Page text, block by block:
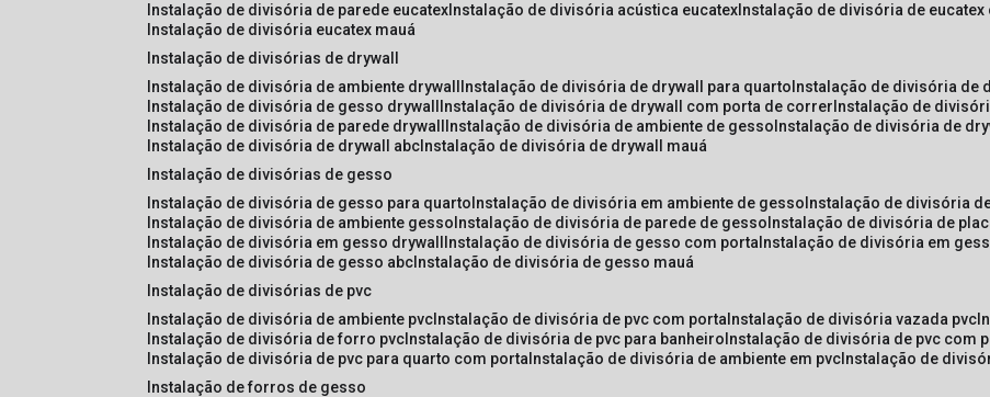
instalação de divisória de parede eucatex instalação de divisória acústica eucatex instalação de divisória de eucatex
instalação de divisória eucatex mauá
instalação de divisórias de drywall
instalação de divisória de ambiente drywall
instalação de divisória de drywall para quarto instalação de divisória de
instalação de divisória de gesso drywall
instalação de divisória de drywall com porta de correr instalação de
instalação de divisória de parede drywall
instalação de divisória de ambiente de gesso instalação de divisória de
instalação de divisória de drywall abc instalação de divisória de drywall mauá
instalação de divisórias de gesso
instalação de divisória de gesso para quarto instalação de divisória em ambiente de gesso instalação de divisória
instalação de divisória de ambiente gesso instalação de divisória de parede de gesso instalação de divisória de
instalação de divisória em gesso drywall
instalação de divisória de gesso com porta instalação de divisória em
instalação de divisória de gesso abc instalação de divisória de gesso mauá
instalação de divisórias de pvc
instalação de divisória de ambiente pvc instalação de divisória de pvc com porta instalação de divisória vazada pvc
instalação de divisória de forro pvc instalação de divisória de pvc para banheiro instalação de divisória de pvc com
instalação de divisória de pvc para quarto com porta instalação de divisória de ambiente em pvc instalação de
instalação de forros de gesso